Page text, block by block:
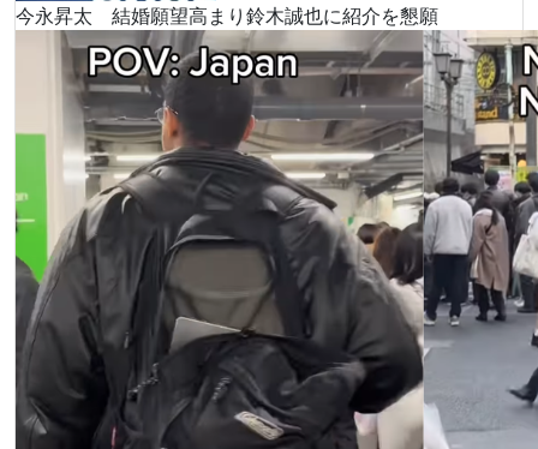
今永昇太 結婚願望高まり鈴木誠也に紹介を懇願